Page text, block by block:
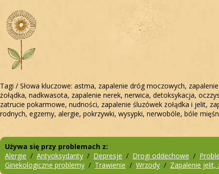
Tagi / Słowa kluczowe: astma, zapalenie dróg moczowych,
żołądka, nadkwasota, zapalenie nerek, nerwica, detoksykacja,
zatrucie pokarmowe, nudności, zapalenie śluzówek żołądka i jelit,
rodnych, egzemy, alergie, pokrzywki, wysypki, nerwobóle, bóle
Używa się przy problemach z:
Alergie / Antyoksydanty / Depresje / Drogi oddechowe /
Ginekologiczne problemy / Trawienie / Wrzody / Zapalenie jelit,